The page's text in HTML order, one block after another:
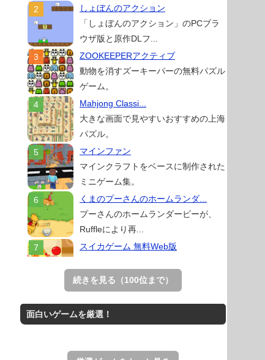
しょぼんのアクション
「しょぼんのアクション」のPCブラ
ウザ版と原作DLフ...
ZOOKEEPERアクティブ
動物を消すズーキーパーの無料パズル
ゲーム。
Mahjong Classi...
大きな画面で見やすいおすすめの上海
パズル。
マインファン
マインクラフトをベースに制作された
ミニゲーム集。
くまのプーさんのホームランダ...
プーさんのホームランダービーが、
Ruffleにより再...
スイカゲーム 無料Web版
無料Web版。
Mahjong Real
リアルな麻雀牌を使う18種類の上海
ゲーム。
王国を構築していく放置系のシミュレ
続きを見る（100位まで）
面白いゲームを厳選！